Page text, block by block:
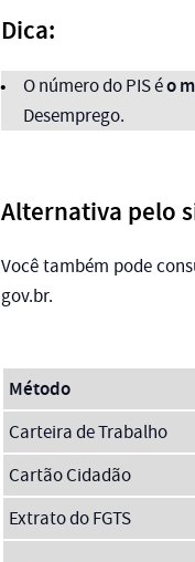
Dica:
O número do PIS éo
Desemprego.
Alternativa pelo
Você também pode
gov.br.
Método
Carteira de Trabalho
Cartão Cidadão
Extrato do FGTS